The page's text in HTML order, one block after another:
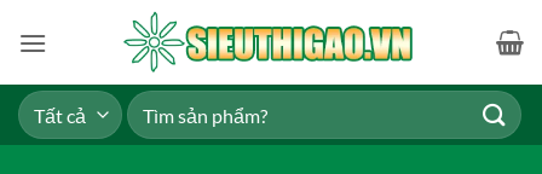
qua
dung
Tìm
kiếm: